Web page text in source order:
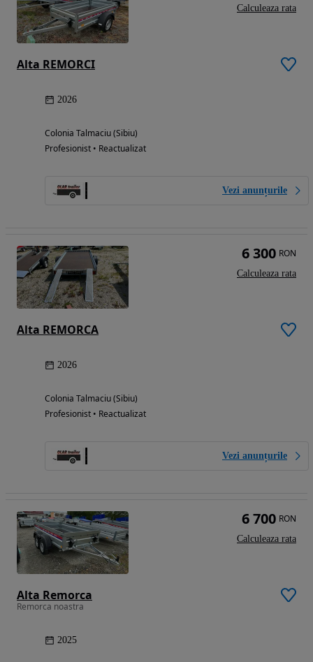
Alta REMORCI
2026
Colonia Talmaciu (Sibiu)
Profesionist • Reactualizat
Vezi anunțurile
Calculeaza rata
Alta REMORCA
2026
Colonia Talmaciu (Sibiu)
Profesionist • Reactualizat
Vezi anunțurile
6 300 RON
Calculeaza rata
Alta Remorca
Remorca noastra
2025
6 700 RON
Calculeaza rata